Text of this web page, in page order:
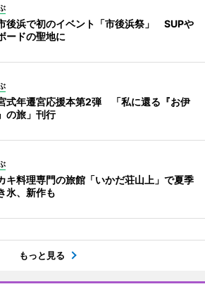
後浜で初のイベント「市後浜祭」 SUPや
ードの聖地に
式年遷宮応援本第2弾 「私に還る『お伊
の旅」刊行
キ料理専門の旅館「いかだ荘山上」で夏季
氷、新作も
もっと見る